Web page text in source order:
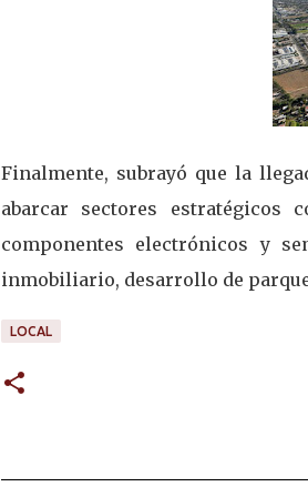
Finalmente, subrayó que la
abarcar sectores
componentes electrónicos y
inmobiliario, desarrollo de
LOCAL